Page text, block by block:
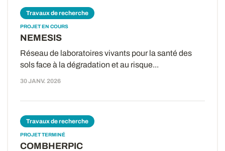
Travaux de recherche
PROJET EN COURS
NEMESIS
Réseau de laboratoires vivants pour la santé des
sols face à la dégradation et au risque...
30 JANV. 2026
Travaux de recherche
PROJET TERMINÉ
COMBHERPIC